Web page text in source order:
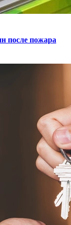
после пожара